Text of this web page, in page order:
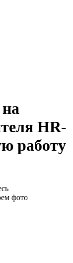
HR-
работу
фото